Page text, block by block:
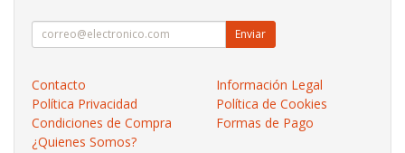
Enviar
Contacto
Información Legal
Política Privacidad
Política de Cookies
Condiciones de Compra
Formas de Pago
¿Quienes Somos?